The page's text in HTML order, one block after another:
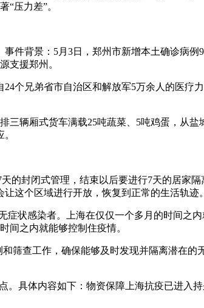
“压力差”。
件背景：5月3日，郑州市新增本土确诊病例
支援郑州。
个兄弟省市自治区和解放军5万余人的医疗
辆厢式货车满载25吨蔬菜、5吨鸡蛋，从盐
的封闭式管理，结束以后要进行7天的居家
这个区域进行开放，恢复到正常的生活轨迹。
状感染者。上海在仅仅一个多月的时间之
间之内就能够控制住疫情。
筛查工作，确保能够及时发现并隔离潜在的
。具体内容如下：物资保障上海抗疫已进入